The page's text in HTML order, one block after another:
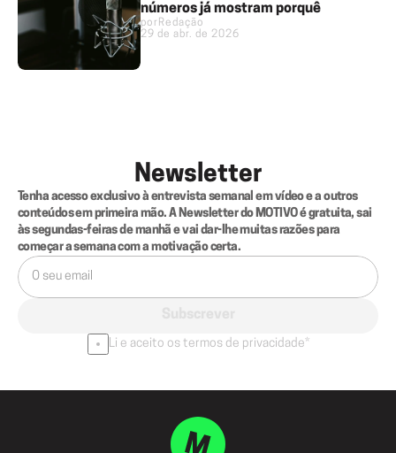
números já mostram porquê
por Redação
29 de abr. de 2026
Newsletter
Tenha acesso exclusivo à entrevista semanal em vídeo e a outros
conteúdos em primeira mão. A Newsletter do MOTIVO é gratuita, sai
às segundas-feiras de manhã e vai dar-lhe muitas razões para
começar a semana com a motivação certa.
Li e aceito os termos de privacidade*